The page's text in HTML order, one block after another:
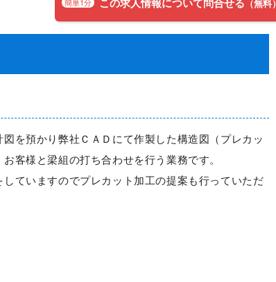
（無料）
を預かり弊社ＣＡＤにて作製した構造図（プレカッ
客様と梁組の打ち合わせを行う業務です。
ていますのでプレカット加工の提案も行っていただ